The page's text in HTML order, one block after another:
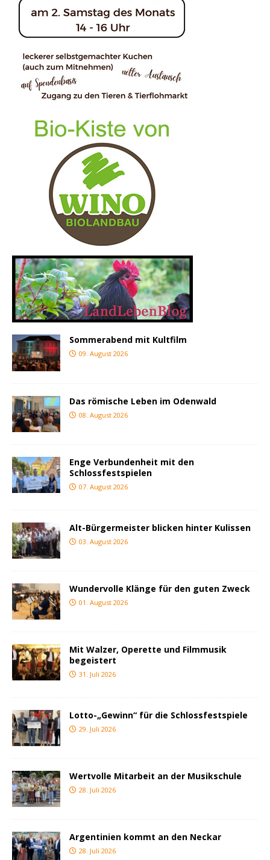
Sommerabend mit Kultfilm
09. August 2026
Das römische Leben im Odenwald
08. August 2026
Enge Verbundenheit mit den
Schlossfestspielen
07. August 2026
Alt-Bürgermeister blicken hinter Kulissen
03. August 2026
Wundervolle Klänge für den guten Zweck
01. August 2026
Mit Walzer, Operette und Filmmusik
begeistert
31. Juli 2026
Lotto-„Gewinn“ für die Schlossfestspiele
29. Juli 2026
Wertvolle Mitarbeit an der Musikschule
28. Juli 2026
Argentinien kommt an den Neckar
28. Juli 2026